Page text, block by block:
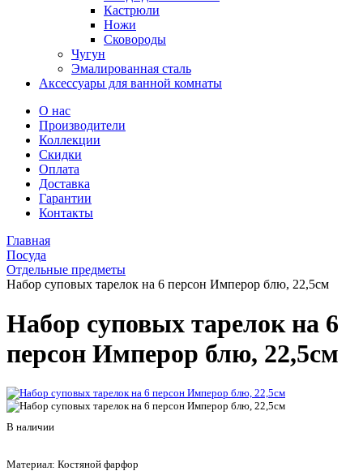
Кастрюли
Ножи
Сковороды
Чугун
Эмалированная сталь
Аксессуары для ванной комнаты
О нас
Производители
Коллекции
Скидки
Оплата
Доставка
Гарантии
Контакты
Главная
Посуда
Отдельные предметы
Набор суповых тарелок на 6 персон Имперор блю, 22,5см
Набор суповых тарелок на 6
персон Имперор блю, 22,5см
В наличии
Материал: Костяной фарфор